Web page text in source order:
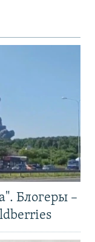
Блогеры –